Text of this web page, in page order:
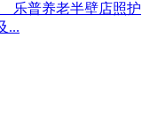
乐普养老半壁店照护
...